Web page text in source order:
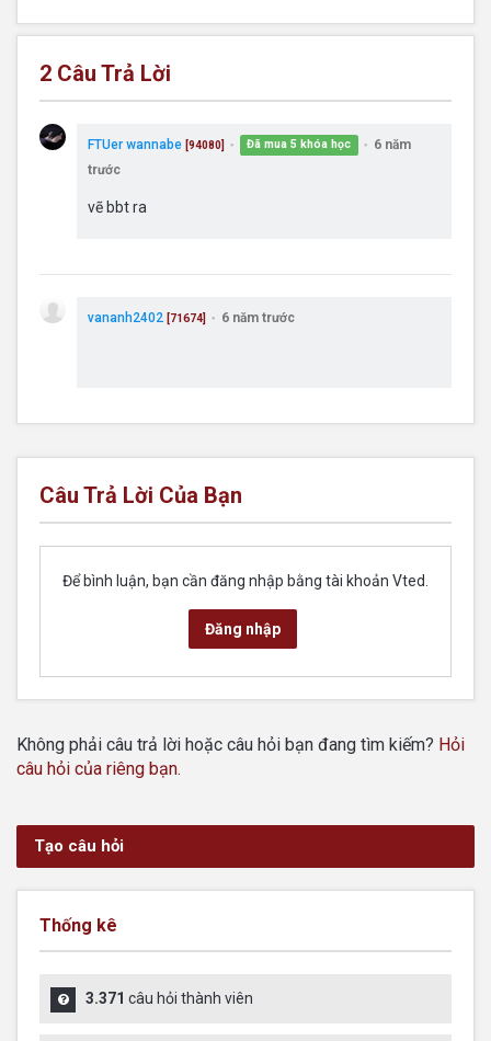
2 Câu Trả Lời
FTUer wannabe [94080] ● Đã mua 5 khóa học ●
6 năm
trước
vẽ bbt ra
vananh2402 [71674] ● 6 năm trước
Câu Trả Lời Của Bạn
Để bình luận, bạn cần đăng nhập bằng tài khoản Vted.
Đăng nhập
Không phải câu trả lời hoặc câu hỏi bạn đang tìm kiếm? Hỏi
câu hỏi của riêng bạn.
Tạo câu hỏi
Thống kê
3.371 câu hỏi thành viên